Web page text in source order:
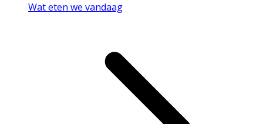
Wat eten we vandaag